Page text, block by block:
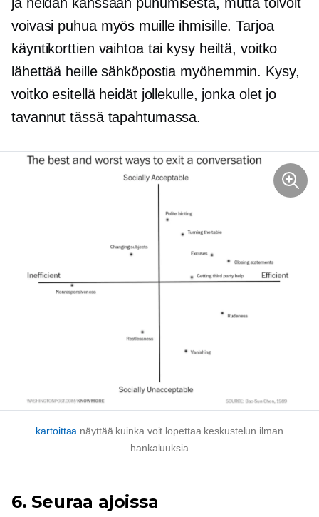
voivasi puhua myös muille ihmisille. Tarjoa
käyntikorttien vaihtoa tai kysy heiltä, ​​voitko
lähettää heille sähköpostia myöhemmin. Kysy,
voitko esitellä heidät jollekulle, jonka olet jo
tavannut tässä tapahtumassa.
kartoittaa näyttää kuinka voit lopettaa keskustelun ilman
hankaluuksia
6. Seuraa ajoissa